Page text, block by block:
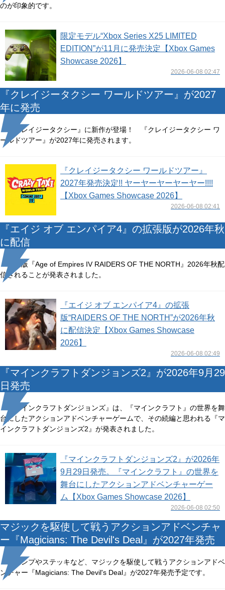
のが印象的です。
限定モデル“Xbox Series X25 LIMITED
EDITION”が11月に発売決定【Xbox Games
Showcase 2026】
2026-06-08 02:47
『クレイジータクシー ワールドツアー』が2027
年に発売
『クレイジータクシー』に新作が登場！ 『クレイジータクシー ワ
ールドツアー』が2027年に発売されます。
『クレイジータクシー ワールドツアー』
2027年発売決定!! ヤーヤーヤーヤーヤー!!!!
【Xbox Games Showcase 2026】
2026-06-08 02:41
『エイジ オブ エンパイア4』の拡張版が2026年秋
に配信
拡張版『Age of Empires IV RAIDERS OF THE NORTH』2026年秋配
信されることが発表されました。
『エイジ オブ エンパイア4』の拡張
版“RAIDERS OF THE NORTH”が2026年秋
に配信決定【Xbox Games Showcase
2026】
2026-06-08 02:49
『マインクラフトダンジョンズ2』が2026年9月29
日発売
『マインクラフトダンジョンズ』は、『マインクラフト』の世界を舞
台にしたアクションアドベンチャーゲームで、その続編と思われる『マ
インクラフトダンジョンズ2』が発表されました。
『マインクラフトダンジョンズ2』が2026年
9月29日発売。『マインクラフト』の世界を
舞台にしたアクションアドベンチャーゲー
ム【Xbox Games Showcase 2026】
2026-06-08 02:50
マジックを駆使して戦うアクションアドベンチャ
ー『Magicians: The Devil's Deal』が2027年発売
トランプやステッキなど、マジックを駆使して戦うアクションアドベ
ンチャー『Magicians: The Devil's Deal』が2027年発売予定です。